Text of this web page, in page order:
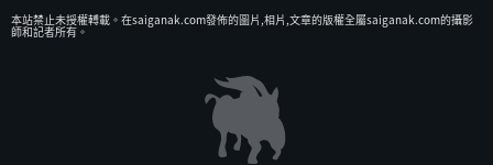
本站禁止未授權𨍭載。在saiganak.com發佈的圖片,相片,文章的版權全屬saiganak.com的攝影
師和記者所有。